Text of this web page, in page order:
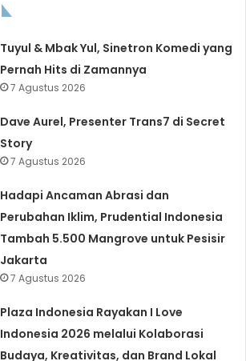
Tuyul & Mbak Yul, Sinetron Komedi yang
Pernah Hits di Zamannya
7 Agustus 2026
Dave Aurel, Presenter Trans7 di Secret
Story
7 Agustus 2026
Hadapi Ancaman Abrasi dan
Perubahan Iklim, Prudential Indonesia
Tambah 5.500 Mangrove untuk Pesisir
Jakarta
7 Agustus 2026
Plaza Indonesia Rayakan I Love
Indonesia 2026 melalui Kolaborasi
Budaya, Kreativitas, dan Brand Lokal